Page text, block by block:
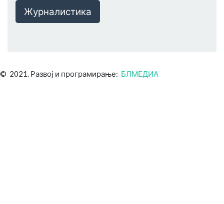
Журналистика
© 2021. Развој и програмирање: БЛМЕДИА